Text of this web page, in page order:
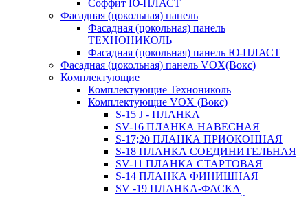
Соффит Ю-ПЛАСТ
Фасадная (цокольная) панель
Фасадная (цокольная) панель
ТЕХНОНИКОЛЬ
Фасадная (цокольная) панель Ю-ПЛАСТ
Фасадная (цокольная) панель VOX(Вокс)
Комплектующие
Комплектующие Технониколь
Комплектующие VOX (Вокс)
S-15 J - ПЛАНКА
SV-16 ПЛАНКА НАВЕСНАЯ
S-17;20 ПЛАНКА ПРИОКОННАЯ
S-18 ПЛАНКА СОЕДИНИТЕЛЬНАЯ
SV-11 ПЛАНКА СТАРТОВАЯ
S-14 ПЛАНКА ФИНИШНАЯ
SV -19 ПЛАНКА-ФАСКА